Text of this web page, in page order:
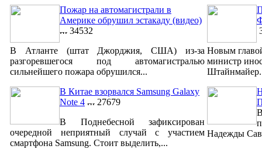
Пожар на автомагистрали в
Америке обрушил эстакаду (видео)
34532
В Атланте (штат Джорджия, США) из-за
разгоревшегося под автомагистралью
сильнейшего пожара обрушился...
В Китае взорвался Samsung Galaxy
Note 4
27679
В Поднебесной зафиксирован
очередной неприятный случай с участием
смартфона Samsung. Стоит выделить,...
Новым
министр
Надежды